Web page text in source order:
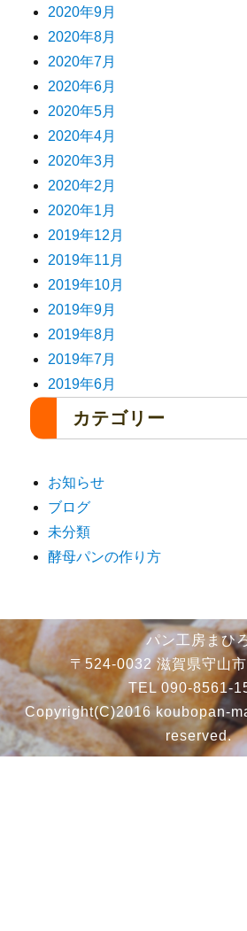
2020年9月
2020年8月
2020年7月
2020年6月
2020年5月
2020年4月
2020年3月
2020年2月
2020年1月
2019年12月
2019年11月
2019年10月
2019年9月
2019年8月
2019年7月
2019年6月
カテゴリー
お知らせ
ブログ
未分類
酵母パンの作り方
パン工房まひ
〒524-0032 滋賀県守山
TEL 090-8561-
Copyright(C)2016 koubopan-
reserved.